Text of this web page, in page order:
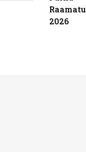
2026